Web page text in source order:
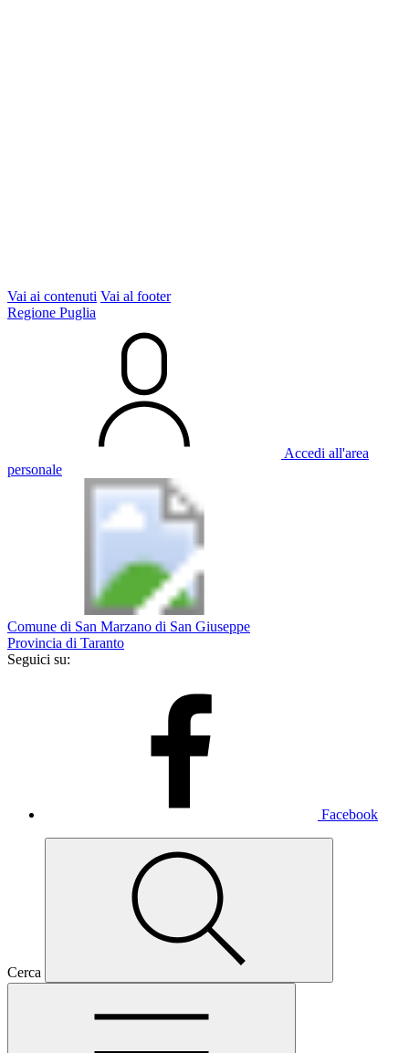
Vai ai contenuti Vai al footer
Regione Puglia
Accedi all'area
personale
Comune di San Marzano di San Giuseppe
Provincia di Taranto
Seguici su:
Facebook
Cerca